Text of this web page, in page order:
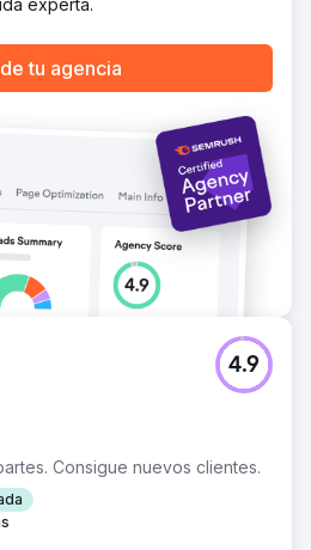
experta.
tu agencia
Consigue nuevos clientes.
4.9